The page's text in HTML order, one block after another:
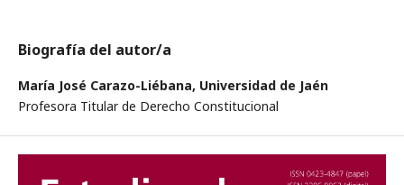
Biografía del autor/a
María José Carazo-Liébana, Universidad de Jaén
Profesora Titular de Derecho Constitucional